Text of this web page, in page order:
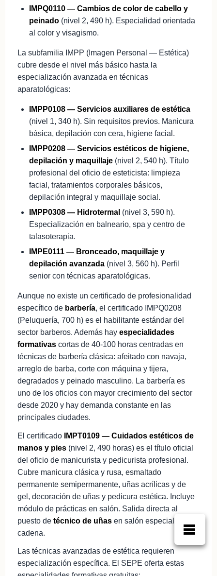
IMPQ0110 — Cambios de color de cabello y
peinado(nivel 2, 490 h). Especialidad orientada
al color y visagismo.
La subfamilia IMPP (Imagen Personal — Estética)
cubre desde el nivel más básico hasta la
especialización avanzada en técnicas
aparatológicas:
IMPP0108 — Servicios auxiliares de estética
(nivel 1, 340 h). Sin requisitos previos. Manicura
básica, depilación con cera, higiene facial.
IMPP0208 — Servicios estéticos de higiene,
depilación y maquillaje(nivel 2, 540 h). Título
profesional del oficio de esteticista: limpieza
facial, tratamientos corporales básicos,
depilación integral y maquillaje social.
IMPP0308 — Hidrotermal (nivel 3, 590 h).
Especialización en balneario, spa y centro de
talasoterapia.
IMPE0111 — Bronceado, maquillaje y
depilación avanzada(nivel 3, 560 h). Perfil
senior con técnicas aparatológicas.
Aunque no existe un certificado de profesionalidad
específico de barbería, el certificado IMPQ0208
(Peluquería, 700 h) es el habilitante estándar del
sector barberos. Además hay especialidades
formativascortas de 40-100 horas centradas en
técnicas de barbería clásica: afeitado con navaja,
arreglo de barba, corte con máquina y tijera,
degradados y peinado masculino. La barbería es
uno de los oficios con mayor crecimiento del sector
desde 2020 y hay demanda constante en las
principales ciudades.
El certificado
IMPT0109 — Cuidados estéticos de
manos y pies(nivel 2, 490 horas) es el título oficial
del oficio de manicurista y pedicurista profesional.
Cubre manicura clásica y rusa, esmaltado
permanente semipermanente, uñas acrílicas y de
gel, decoración de uñas y pedicura estética. Incluye
módulo de prácticas en salón. Salida directa al
puesto de técnico de uñasen salón especializado o
cadena.
Las técnicas avanzadas de estética requieren
especialización específica. El SEPE oferta estas